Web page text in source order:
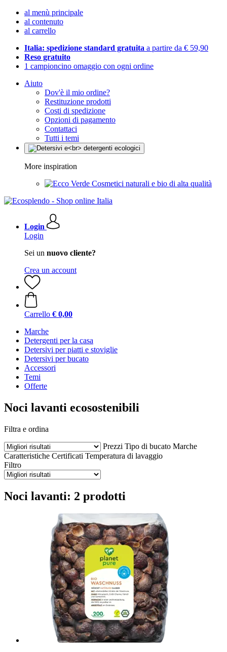
al menù principale
al contenuto
al carrello
Italia: spedizione standard gratuita a partire da € 59,90
Reso gratuito
1 campioncino omaggio con ogni ordine
Aiuto
Dov'è il mio ordine?
Restituzione prodotti
Costi di spedizione
Opzioni di pagamento
Contattaci
Tutti i temi
More inspiration
Cosmetici naturali e bio di alta qualità
Login
Login
Sei un nuovo cliente?
Crea un account
Carrello € 0,00
Marche
Detergenti per la casa
Detersivi per piatti e stoviglie
Detersivi per bucato
Accessori
Temi
Offerte
Noci lavanti ecosostenibili
Filtra e ordina
Prezzi Tipo di bucato Marche
Caratteristiche Certificati Temperatura di lavaggio
Filtro
Noci lavanti: 2 prodotti